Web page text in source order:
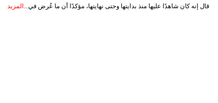
قال إنه كان شاهدًا عليها منذ بدايتها وحتى نهايتها، مؤكدًا أن ما عُرض في... المزيد